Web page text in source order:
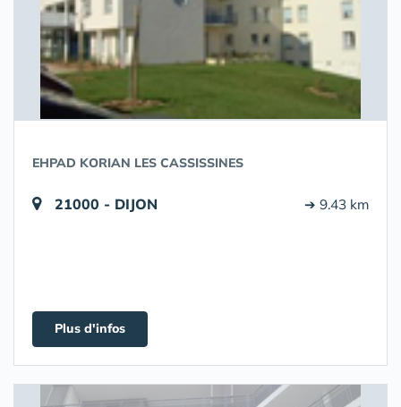
EHPAD KORIAN LES CASSISSINES
21000 - DIJON ➔ 9.43 km
Plus d'infos